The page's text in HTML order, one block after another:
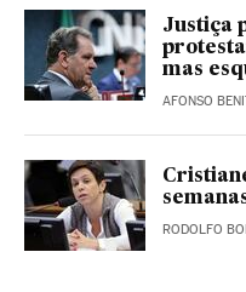
Justiça
mas
AFONSO
RODOLFO